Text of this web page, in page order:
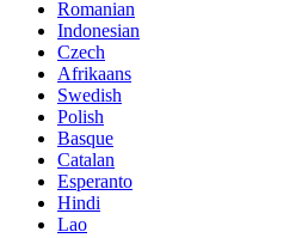
Romanian
Indonesian
Czech
Afrikaans
Swedish
Polish
Basque
Catalan
Esperanto
Hindi
Lao